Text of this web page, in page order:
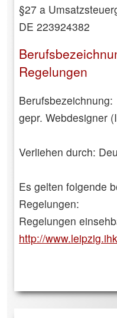
§27 a
DE 223924382
Regelungen
Berufsbezeichnung:
gepr. Webdesigner
Verliehen durch:
Es gelten folgende
Regelungen:
Regelungen
http://